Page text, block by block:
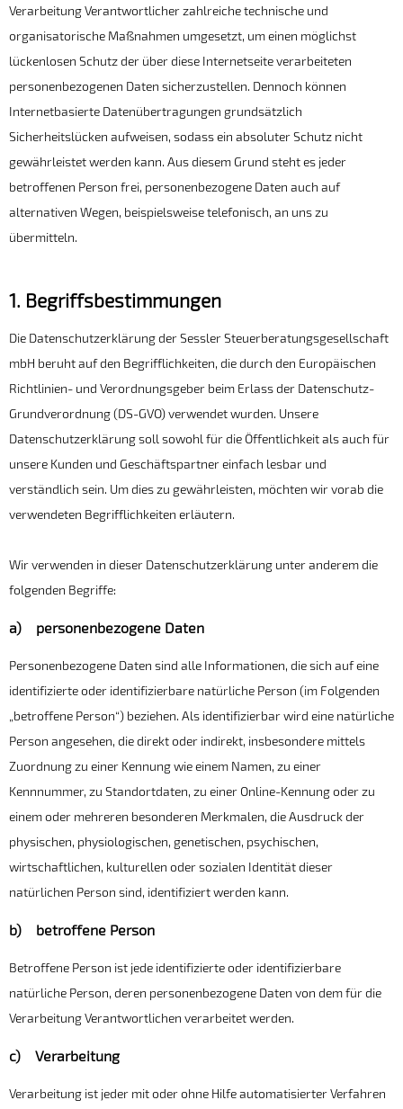
Verarbeitung Verantwortlicher zahlreiche technische und
organisatorische Maßnahmen umgesetzt, um einen möglichst
lückenlosen Schutz der über diese Internetseite verarbeiteten
personenbezogenen Daten sicherzustellen. Dennoch können
Internetbasierte Datenübertragungen grundsätzlich
Sicherheitslücken aufweisen, sodass ein absoluter Schutz nicht
gewährleistet werden kann. Aus diesem Grund steht es jeder
betroffenen Person frei, personenbezogene Daten auch auf
alternativen Wegen, beispielsweise telefonisch, an uns zu
übermitteln.
1. Begriffsbestimmungen
Die Datenschutzerklärung der Sessler Steuerberatungsgesellschaft
mbH beruht auf den Begrifflichkeiten, die durch den Europäischen
Richtlinien- und Verordnungsgeber beim Erlass der Datenschutz-
Grundverordnung (DS-GVO) verwendet wurden. Unsere
Datenschutzerklärung soll sowohl für die Öffentlichkeit als auch für
unsere Kunden und Geschäftspartner einfach lesbar und
verständlich sein. Um dies zu gewährleisten, möchten wir vorab die
verwendeten Begrifflichkeiten erläutern.
Wir verwenden in dieser Datenschutzerklärung unter anderem die
folgenden Begriffe:
a) personenbezogene Daten
Personenbezogene Daten sind alle Informationen, die sich auf eine
identifizierte oder identifizierbare natürliche Person (im Folgenden
„betroffene Person“) beziehen. Als identifizierbar wird eine natürliche
Person angesehen, die direkt oder indirekt, insbesondere mittels
Zuordnung zu einer Kennung wie einem Namen, zu einer
Kennnummer, zu Standortdaten, zu einer Online-Kennung oder zu
einem oder mehreren besonderen Merkmalen, die Ausdruck der
physischen, physiologischen, genetischen, psychischen,
wirtschaftlichen, kulturellen oder sozialen Identität dieser
natürlichen Person sind, identifiziert werden kann.
b) betroffene Person
Betroffene Person ist jede identifizierte oder identifizierbare
natürliche Person, deren personenbezogene Daten von dem für die
Verarbeitung Verantwortlichen verarbeitet werden.
c) Verarbeitung
Verarbeitung ist jeder mit oder ohne Hilfe automatisierter Verfahren